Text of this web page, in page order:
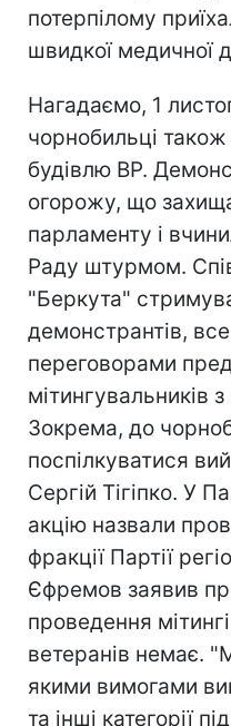
потерпілому
швидкої медичної
Нагадаємо, 1
чорнобильці також
будівлю ВР.
огорожу, що
парламенту і
Раду штурмом.
"Беркута"
демонстрантів,
переговорами
мітингувальників
Зокрема, до
поспілкуватися
Сергій Тігіпко. У
акцію назвали
фракції Партії
Єфремов заявив
проведення
ветеранів немає.
якими вимогами
та інші категорії